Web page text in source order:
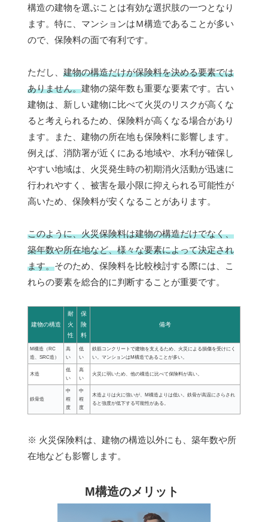
構造の建物を選ぶことは有効な選択肢の一つとなり
ます。特に、マンションはＭ構造であることが多い
ので、保険料の面で有利です。
ただし、 建物の構造だけが保険料を決める要素では
ありません。建物の築年数も重要な要素です。古い
建物は、新しい建物に比べて火災のリスクが高くな
ると考えられるため、保険料が高くなる場合があり
ます。また、建物の所在地も保険料に影響します。
例えば、消防署が近くにある地域や、水利が確保し
やすい地域は、火災発生時の初期消火活動が迅速に
行われやすく、被害を最小限に抑えられる可能性が
高いため、保険料が安くなることがあります。
このように、火災保険料は建物の構造だけでなく、
築年数や所在地など、様々な要素によって決定され
ます。そのため、保険料を比較検討する際には、こ
れらの要素を総合的に判断することが重要です。
建物の構造
耐
火
性
保
険
料
備考
M構造（RC
造、SRC造）
高
い
低
い
鉄筋コンクリートで建物を支えるため、火災による損傷を受けにく
い。マンションはM構造であることが多い。
木造
低
い
高
い
火災に弱いため、他の構造に比べて保険料が高い。
鉄骨造
中
程
度
中
程
度
木造よりは火に強いが、M構造よりは低い。鉄骨が高温にさらされ
ると強度が低下する可能性がある。
※ 火災保険料は、建物の構造以外にも、築年数や所
在地なども影響します。
M構造のメリット